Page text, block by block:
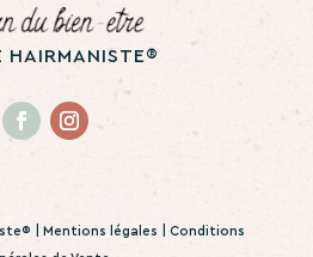
HAIRMANISTE®
| Mentions légales Conditions